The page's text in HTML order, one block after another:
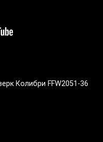
Колибри FFW2051-36